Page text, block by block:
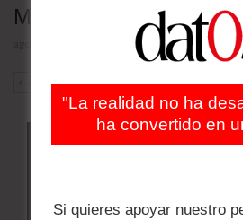
Milei contra Lula
SIG
"La realidad no ha
ha convertido en
Si quieres apoyar nuestro